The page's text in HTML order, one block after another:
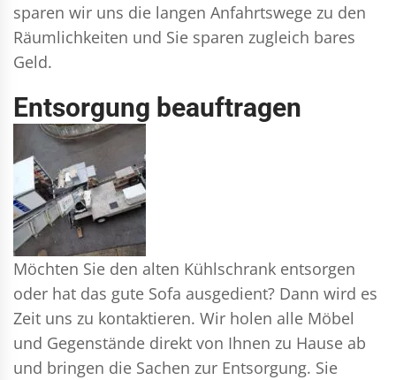
sparen wir uns die langen Anfahrtswege zu den
Räumlichkeiten und Sie sparen zugleich bares
Geld.
Entsorgung beauftragen
Möchten Sie den alten Kühlschrank entsorgen
oder hat das gute Sofa ausgedient? Dann wird es
Zeit uns zu kontaktieren. Wir holen alle Möbel
und Gegenstände direkt von Ihnen zu Hause ab
und bringen die Sachen zur Entsorgung. Sie